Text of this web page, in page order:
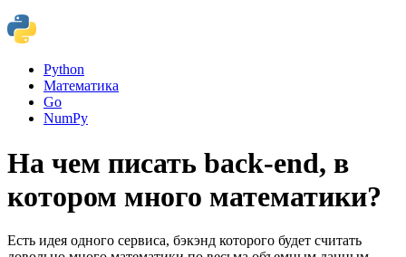
Python
Математика
Go
NumPy
На чем писать back-end, в
котором много математики?
Есть идея одного сервиса, бэкэнд которого будет считать